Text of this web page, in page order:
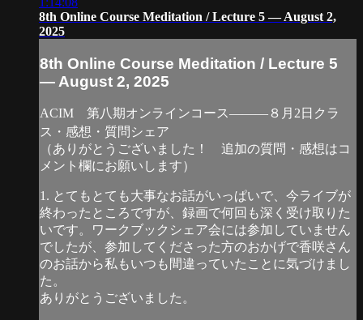
8th Online Course Meditation / Lecture 5 — August 2,
2025
8th Online Course Meditation / Lecture 5
— August 2, 2025
ACIM 第八期オンラインコース―――８月2日クラ
ス・感想・質問シェア
（ありがとうございました！ 追加の質問・感想はコ
メント欄にお願いします）
1. とてもとても大事なお話がいっぱいで、今ライブが
終わったところですが、録画で何回も深く受け取りた
いです。ワークブックシェア会には参加していません
でしたが、参加してくださった方のおかげで香咲さん
のお話から私もいつも間違っていたことに気づけまし
た。
ありがとうございました。